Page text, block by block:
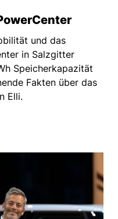
und das
in Salzgitter
Speicherkapazität
Fakten über das
Elli.